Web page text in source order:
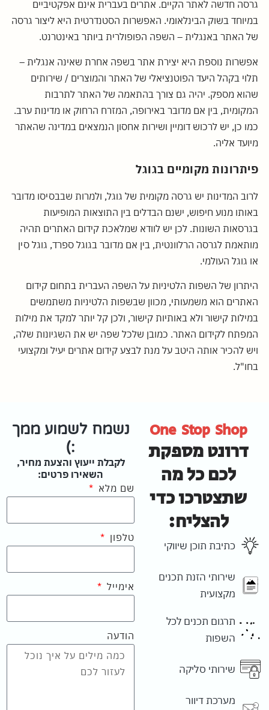
גרסה חדשה לאתר הקיים. אתרים בעברית אינם אפקטיביים
במיוחד בשוק הבינלאומי. האפשרות הסטנדרטית היא ליצור גרסה
של האתר באנגלית – השפה הפופולרית ביותר באינטרנט.
אפשרות נוספת היא יצירת אתר בשפה אחרת שאינה אנגלית –
תלוי בקהל היעד הפוטנציאלי של האתר והמוצרים / שירותים
שהוא מספק. יהיה גם צורך בהתאמה של האתר לתרבות
המקומית, בין אם מדובר באירופה, המזרח הרחוק או מדינות ערב.
כמו כן, יש לרכוש דומיין ושירות אחסון הנמצאים במדינה שהאתר
מיועד אליה.
פיתרונות מקומיים בגוגל
לרוב המדינות יש גרסה מקומית של גוגל, ולמרות שבבסיסו מדובר
באותו מנוע חיפוש, ישנם הבדלים בין התוצאות המופיעות
בגרסאות השונות. לכן יש לוודא שמלאכת קידום האתרים תהיה
מותאמת לגרסה הרלוונטית, בין אם מדובר בגוגל ספרד, גוגל סין
או גוגל העולמי.
היתרון של השפות הלטיניות על השפה העברית בתחום קידום
האתרים הוא משמעותי, מכוון שבשפות הלטיניות משתמשים
במילות קישור ולא באותיות קישור, ולכן קל יותר למקד את מילות
המפתח לקידום האתר. כמובן שלכל שפה יש את השגיונות שלה,
ויש להכיר אותה היטב על מנת לבצע קידום אתרים יעיל ומקצועי
בחו"ל.
One Stop Shop
דרונט מספקת
לכם כל מה
שתצטרכו כדי
להצליח:
כתיבת תוכן שיווקי
שירותי הזנת תכנים
מקצועית
תרגום תכנים לכל
השפות
שירותי סליקה
מערכת דיוור
נשמח לשמוע ממך
:)
לקבלת ייעוץ והצעת מחיר,
השאירו פרטים:
שם מלא
טלפון
אימייל
הודעה